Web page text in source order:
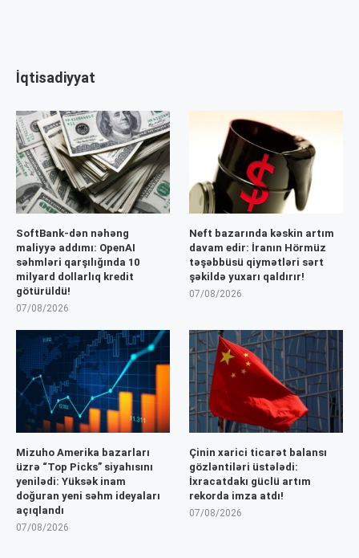
İqtisadiyyat
SoftBank-dən nəhəng
maliyyə addımı: OpenAI
səhmləri qarşılığında 10
milyard dollarlıq kredit
götürüldü!
07/08/2026
Neft bazarında kəskin artım
davam edir: İranın Hörmüz
təşəbbüsü qiymətləri sərt
şəkildə yuxarı qaldırır!
07/08/2026
Mizuho Amerika bazarları
üzrə “Top Picks” siyahısını
yenilədi: Yüksək inam
doğuran yeni səhm ideyaları
açıqlandı
07/08/2026
Çinin xarici ticarət balansı
gözləntiləri üstələdi:
İxracatdakı güclü artım
rekorda imza atdı!
07/08/2026